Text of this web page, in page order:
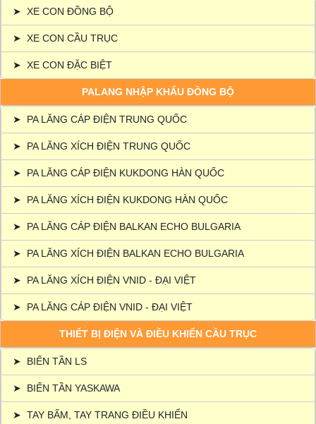
➤ XE CON ĐỒNG BỘ
➤ XE CON CẦU TRỤC
➤ XE CON ĐẶC BIỆT
PALANG NHẬP KHẨU ĐỒNG BỘ
➤ PA LĂNG CÁP ĐIỆN TRUNG QUỐC
➤ PA LĂNG XÍCH ĐIỆN TRUNG QUỐC
➤ PA LĂNG CÁP ĐIỆN KUKDONG HÀN QUỐC
➤ PA LĂNG XÍCH ĐIỆN KUKDONG HÀN QUỐC
➤ PA LĂNG CÁP ĐIỆN BALKAN ECHO BULGARIA
➤ PA LĂNG XÍCH ĐIỆN BALKAN ECHO BULGARIA
➤ PA LĂNG XÍCH ĐIỆN VNID - ĐẠI VIỆT
➤ PA LĂNG CÁP ĐIỆN VNID - ĐẠI VIỆT
THIẾT BỊ ĐIỆN VÀ ĐIỀU KHIỂN CẦU TRỤC
➤ BIẾN TẦN LS
➤ BIẾN TẦN YASKAWA
➤ TAY BẤM, TAY TRANG ĐIỀU KHIỂN